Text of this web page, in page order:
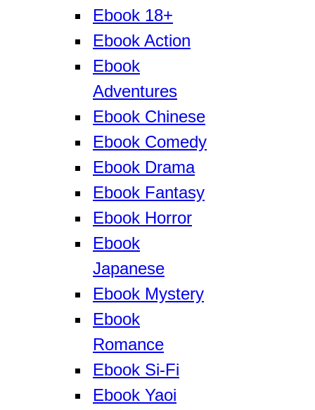
Ebook 18+
Ebook Action
Ebook
Adventures
Ebook Chinese
Ebook Comedy
Ebook Drama
Ebook Fantasy
Ebook Horror
Ebook
Japanese
Ebook Mystery
Ebook
Romance
Ebook Si-Fi
Ebook Yaoi